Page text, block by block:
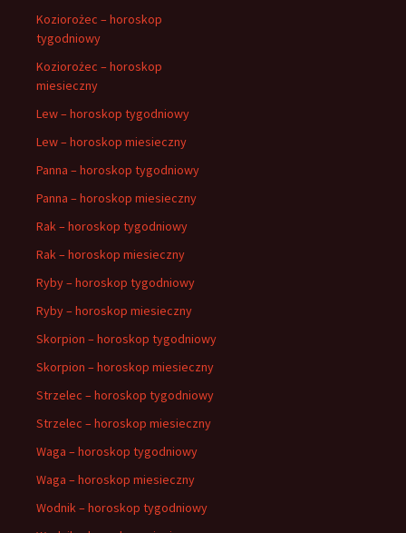
Koziorożec – horoskop
tygodniowy
Koziorożec – horoskop
miesieczny
Lew – horoskop tygodniowy
Lew – horoskop miesieczny
Panna – horoskop tygodniowy
Panna – horoskop miesieczny
Rak – horoskop tygodniowy
Rak – horoskop miesieczny
Ryby – horoskop tygodniowy
Ryby – horoskop miesieczny
Skorpion – horoskop tygodniowy
Skorpion – horoskop miesieczny
Strzelec – horoskop tygodniowy
Strzelec – horoskop miesieczny
Waga – horoskop tygodniowy
Waga – horoskop miesieczny
Wodnik – horoskop tygodniowy